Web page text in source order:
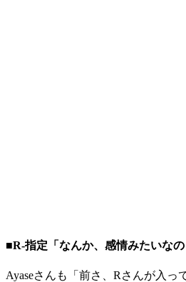
■R-指定「なんか、感情みたいなの
Ayaseさんも「前さ、Rさんが入っ